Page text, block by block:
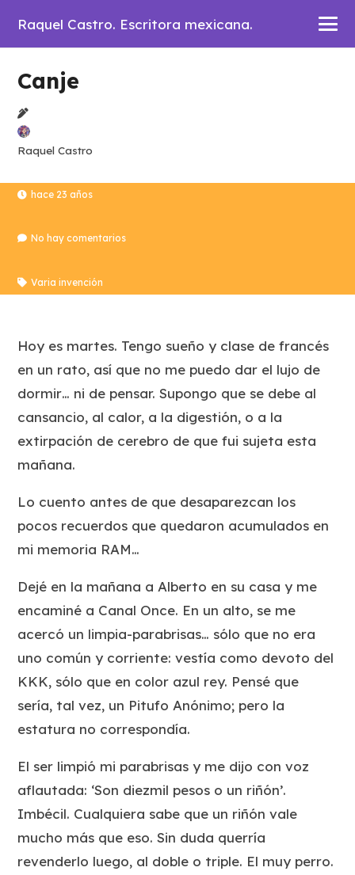
Raquel Castro. Escritora mexicana.
Canje
Raquel Castro
hace 23 años
No hay comentarios
Varia invención
Hoy es martes. Tengo sueño y clase de francés
en un rato, así que no me puedo dar el lujo de
dormir… ni de pensar. Supongo que se debe al
cansancio, al calor, a la digestión, o a la
extirpación de cerebro de que fui sujeta esta
mañana.
Lo cuento antes de que desaparezcan los
pocos recuerdos que quedaron acumulados en
mi memoria RAM…
Dejé en la mañana a Alberto en su casa y me
encaminé a Canal Once. En un alto, se me
acercó un limpia-parabrisas… sólo que no era
uno común y corriente: vestía como devoto del
KKK, sólo que en color azul rey. Pensé que
sería, tal vez, un Pitufo Anónimo; pero la
estatura no correspondía.
El ser limpió mi parabrisas y me dijo con voz
aflautada: ‘Son diezmil pesos o un riñón’.
Imbécil. Cualquiera sabe que un riñón vale
mucho más que eso. Sin duda querría
revenderlo luego, al doble o triple. El muy perro.